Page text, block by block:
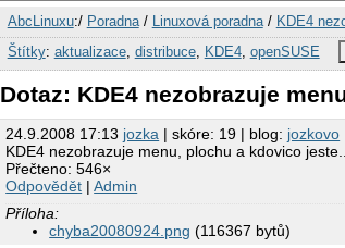
AbcLinuxu:/ Poradna/ Linuxová poradna/ KDE4
Štítky: aktualizace, distribuce, KDE4, openSUSE
Dotaz: KDE4 nezobrazuje
24.9.2008 17:13 jozka | skóre: 19 | blog: jozkovo
KDE4 nezobrazuje menu, plochu a kdovico
Přečteno: 546×
Odpovědět |Admin
Příloha:
chyba20080924.png (116367 bytů)